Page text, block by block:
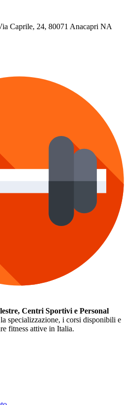
Caprile, 24, 80071 Anacapri NA
Centri Sportivi e Personal
specializzazione, i corsi disponibili e
fitness attive in Italia.